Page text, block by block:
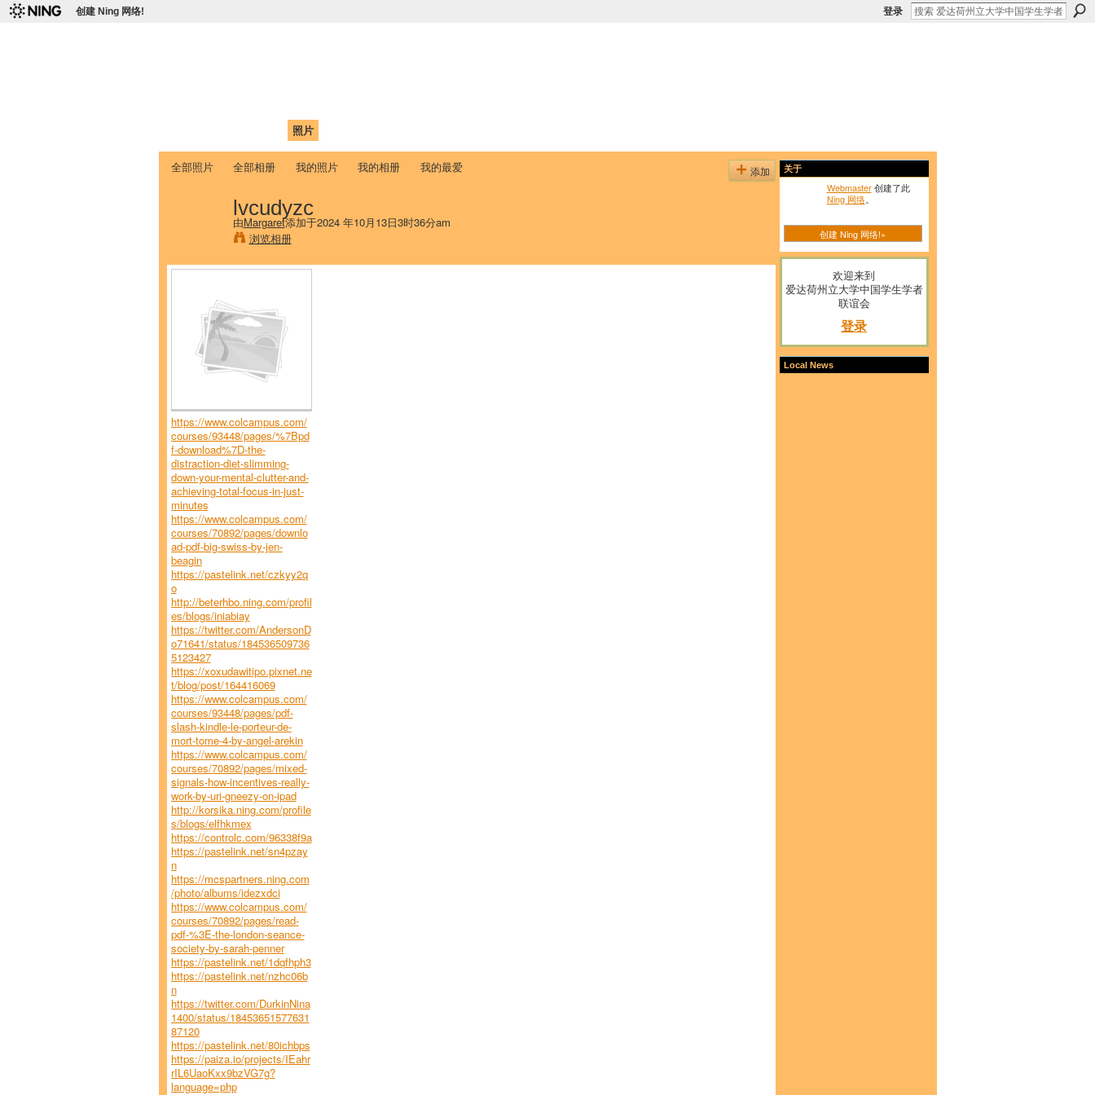
创建 Ning 网络! 登录
照片
全部照片 全部相册 我的照片 我的相册 我的最爱 添加
lvcudyzc
由Margaret添加于2024 年10月13日3时36分am
浏览相册
https://www.colcampus.com/
courses/93448/pages/%7Bpd
f-download%7D-the-
distraction-diet-slimming-
down-your-mental-clutter-and-
achieving-total-focus-in-just-
minutes
https://www.colcampus.com/
courses/70892/pages/downlo
ad-pdf-big-swiss-by-jen-
beagin
https://pastelink.net/czkyy2q
o
http://beterhbo.ning.com/profil
es/blogs/iniabiay
https://twitter.com/AndersonD
o71641/status/184536509736
5123427
https://xoxudawitipo.pixnet.ne
t/blog/post/164416069
https://www.colcampus.com/
courses/93448/pages/pdf-
slash-kindle-le-porteur-de-
mort-tome-4-by-angel-arekin
https://www.colcampus.com/
courses/70892/pages/mixed-
signals-how-incentives-really-
work-by-uri-gneezy-on-ipad
http://korsika.ning.com/profile
s/blogs/elfhkmex
https://controlc.com/96338f9a
https://pastelink.net/sn4pzay
n
https://mcspartners.ning.com
/photo/albums/idezxdci
https://www.colcampus.com/
courses/70892/pages/read-
pdf-%3E-the-london-seance-
society-by-sarah-penner
https://pastelink.net/1dqfhph3
https://pastelink.net/nzhc06b
n
https://twitter.com/DurkinNina
1400/status/18453651577631
87120
https://pastelink.net/80ichbps
https://paiza.io/projects/IEahr
rIL6UaoKxx9bzVG7g?
language=php
关于
Webmaster创建了此
Ning 网络。
创建 Ning 网络!»
欢迎来到
爱达荷州立大学中国学生学者
联谊会
登录
Local News